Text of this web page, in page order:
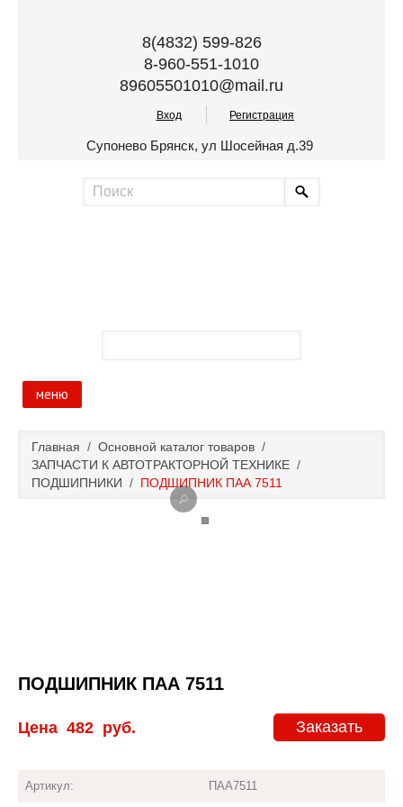
8(4832) 599-826
8-960-551-1010
89605501010@mail.ru
Вход Регистрация
Супонево Брянск, ул Шосейная д.39
меню
Основной каталог товаров
Главная / Основной каталог товаров /
ЗАПЧАСТИ К АВТОТРАКТОРНОЙ ТЕХНИКЕ /
ПОДШИПНИКИ / ПОДШИПНИК ПАА 7511
ПОДШИПНИК ПАА 7511
Заказать
Цена 482 руб.
Артикул: ПАА7511